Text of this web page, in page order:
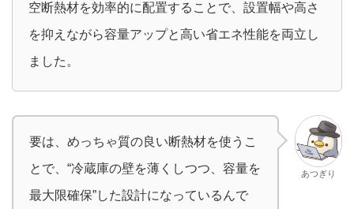
空断熱材を効率的に配置することで、設置幅や高さ
を抑えながら容量アップと高い省エネ性能を両立し
ました。
要は、めっちゃ質の良い断熱材を使うこ
とで、“冷蔵庫の壁を薄くしつつ、容量を
最大限確保”した設計になっているんで
あつぎり